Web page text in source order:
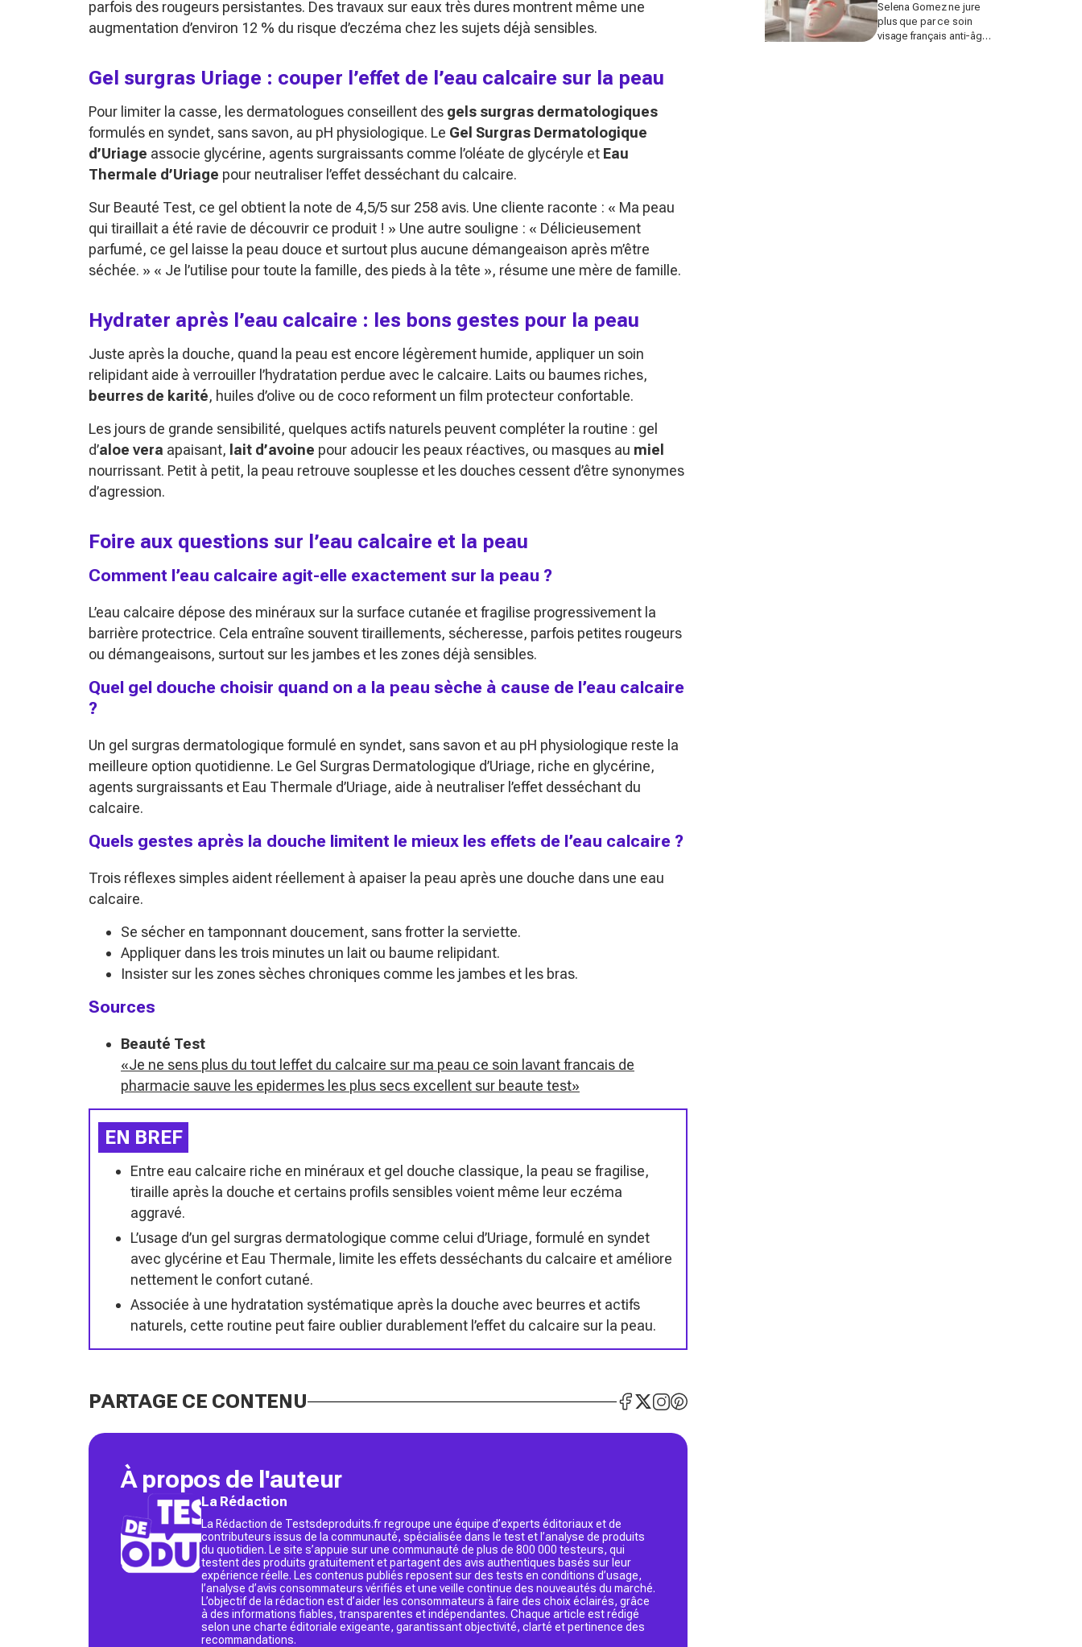
parfois des rougeurs persistantes. Des travaux sur eaux très dures montrent même une
augmentation d’environ 12 % du risque d’eczéma chez les sujets déjà sensibles.
Gel surgras Uriage : couper l’effet de l’eau calcaire sur la peau
Pour limiter la casse, les dermatologues conseillent des gels surgras dermatologiques
formulés en syndet, sans savon, au pH physiologique. Le Gel Surgras Dermatologique
d’Uriage associe glycérine, agents surgraissants comme l’oléate de glycéryle et Eau
Thermale d’Uriage pour neutraliser l’effet desséchant du calcaire.
Sur Beauté Test, ce gel obtient la note de 4,5/5 sur 258 avis. Une cliente raconte : « Ma peau
qui tiraillait a été ravie de découvrir ce produit ! » Une autre souligne : « Délicieusement
parfumé, ce gel laisse la peau douce et surtout plus aucune démangeaison après m’être
séchée. » « Je l’utilise pour toute la famille, des pieds à la tête », résume une mère de famille.
Hydrater après l’eau calcaire : les bons gestes pour la peau
Juste après la douche, quand la peau est encore légèrement humide, appliquer un soin
relipidant aide à verrouiller l’hydratation perdue avec le calcaire. Laits ou baumes riches,
beurres de karité, huiles d’olive ou de coco reforment un film protecteur confortable.
Les jours de grande sensibilité, quelques actifs naturels peuvent compléter la routine : gel
d’aloe vera apaisant, lait d’avoine pour adoucir les peaux réactives, ou masques au miel
nourrissant. Petit à petit, la peau retrouve souplesse et les douches cessent d’être synonymes
d’agression.
Foire aux questions sur l’eau calcaire et la peau
Comment l’eau calcaire agit-elle exactement sur la peau ?
L’eau calcaire dépose des minéraux sur la surface cutanée et fragilise progressivement la
barrière protectrice. Cela entraîne souvent tiraillements, sécheresse, parfois petites rougeurs
ou démangeaisons, surtout sur les jambes et les zones déjà sensibles.
Quel gel douche choisir quand on a la peau sèche à cause de l’eau calcaire
?
Un gel surgras dermatologique formulé en syndet, sans savon et au pH physiologique reste la
meilleure option quotidienne. Le Gel Surgras Dermatologique d’Uriage, riche en glycérine,
agents surgraissants et Eau Thermale d’Uriage, aide à neutraliser l’effet desséchant du
calcaire.
Quels gestes après la douche limitent le mieux les effets de l’eau calcaire ?
Trois réflexes simples aident réellement à apaiser la peau après une douche dans une eau
calcaire.
Se sécher en tamponnant doucement, sans frotter la serviette.
Appliquer dans les trois minutes un lait ou baume relipidant.
Insister sur les zones sèches chroniques comme les jambes et les bras.
Sources
Beauté Test
«Je ne sens plus du tout leffet du calcaire sur ma peau ce soin lavant francais de
pharmacie sauve les epidermes les plus secs excellent sur beaute test»
EN BREF
Entre eau calcaire riche en minéraux et gel douche classique, la peau se fragilise,
tiraille après la douche et certains profils sensibles voient même leur eczéma
aggravé.
L’usage d’un gel surgras dermatologique comme celui d’Uriage, formulé en syndet
avec glycérine et Eau Thermale, limite les effets desséchants du calcaire et améliore
nettement le confort cutané.
Associée à une hydratation systématique après la douche avec beurres et actifs
naturels, cette routine peut faire oublier durablement l’effet du calcaire sur la peau.
PARTAGE CE CONTENU
À propos de l'auteur
La Rédaction
La Rédaction de Testsdeproduits.fr regroupe une équipe d’experts éditoriaux et de
contributeurs issus de la communauté, spécialisée dans le test et l’analyse de produits
du quotidien. Le site s’appuie sur une communauté de plus de 800 000 testeurs, qui
testent des produits gratuitement et partagent des avis authentiques basés sur leur
expérience réelle. Les contenus publiés reposent sur des tests en conditions d’usage,
l’analyse d’avis consommateurs vérifiés et une veille continue des nouveautés du marché.
L’objectif de la rédaction est d’aider les consommateurs à faire des choix éclairés, grâce
à des informations fiables, transparentes et indépendantes. Chaque article est rédigé
selon une charte éditoriale exigeante, garantissant objectivité, clarté et pertinence des
recommandations.
Selena Gomez ne jure
plus que par ce soin
visage français anti-âge :